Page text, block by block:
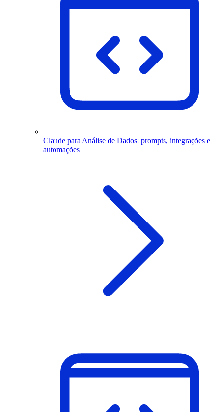
Claude para Análise de Dados: prompts, integrações e
automações